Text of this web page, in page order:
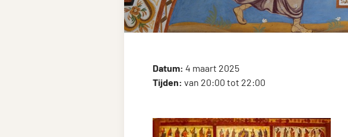
Datum: 4 maart 2025
Tijden: van 20:00 tot 22:00